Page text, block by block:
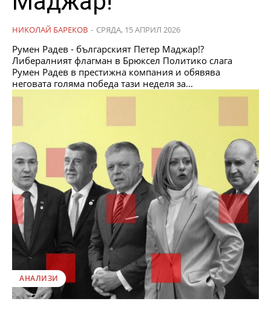
НИКОЛАЙ БАРЕКОВ - СРЯДА, 15 АПРИЛ 2026
Румен Радев - българският Петер Маджар!?
Либералният флагман в Брюксел Политико слага
Румен Радев в престижна компания и обявява
неговата голяма победа тази неделя за...
АНАЛИЗИ